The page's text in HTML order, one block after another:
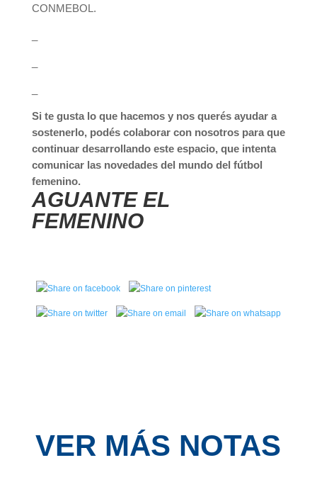
CONMEBOL.
Si te gusta lo que hacemos y nos querés ayudar a
sostenerlo, podés colaborar con nosotros para que
continuar desarrollando este espacio, que intenta
comunicar las novedades del mundo del fútbol
femenino.
AGUANTE EL
FEMENINO
VER MÁS NOTAS